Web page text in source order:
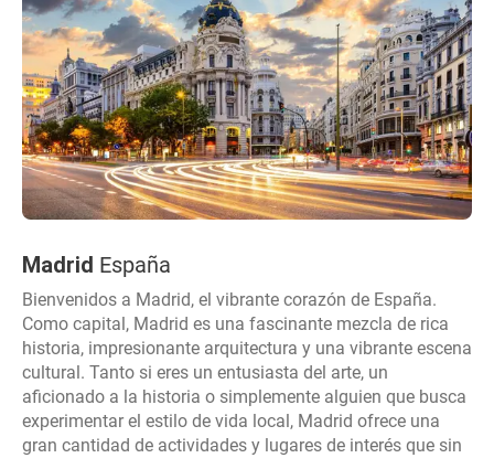
Madrid España
Bienvenidos a Madrid, el vibrante corazón de España.
Como capital, Madrid es una fascinante mezcla de rica
historia, impresionante arquitectura y una vibrante escena
cultural. Tanto si eres un entusiasta del arte, un
aficionado a la historia o simplemente alguien que busca
experimentar el estilo de vida local, Madrid ofrece una
gran cantidad de actividades y lugares de interés que sin